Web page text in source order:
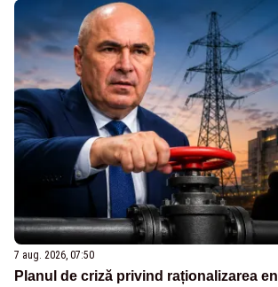
7 aug. 2026, 07:50
Planul de criză privind raționalizarea